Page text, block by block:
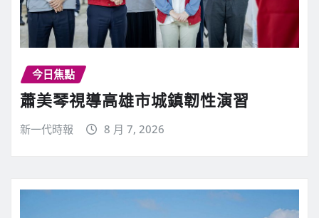
今日焦點
蕭美琴視導高雄市城鎮韌性演習
新一代時報 8 月 7, 2026